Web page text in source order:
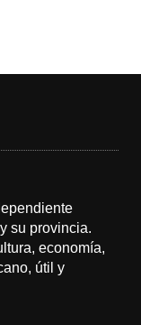
su provincia.
economía,
útil y